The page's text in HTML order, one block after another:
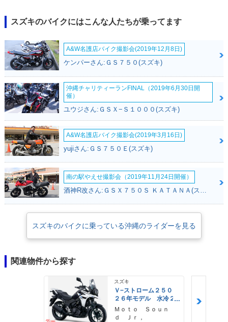
エーションモデルを展開しながら生産が続けられた。単に「スカイウェイ
ブ250」という名称のモデルは、2006年にインジェクション化されたのち
姿を消したが、タイプSやSSなどがラインナップされ続け、最終的には平
成28年排出ガス規制への適合が必要になる前の2017年まで販売されてい
た。
スズキのバイクにはこんな人たちが乗ってます
A&W名護店バイク撮影会(2019年12月8日)
ケンパーさん:ＧＳ７５０(スズキ)
沖縄チャリティーランFINAL（2019年6月30日開
催）
ユウジさん:ＧＳＸ−Ｓ１０００(スズキ)
A&W名護店バイク撮影会(2019年3月16日)
yujiさん:ＧＳ７５０Ｅ(スズキ)
南の駅やえせ撮影会（2019年11月24日開催）
スズキのバイクに乗っている沖縄のライダーを見る
関連物件から探す
スズキ
Ｖ−ストローム２５０
２６年モデル 水冷２
気筒エンジン ＬＥＤ
ヘッドライト標準装備
Ｍｏｔｏ Ｓｏｕｎ
ｄ Ｊｒ，